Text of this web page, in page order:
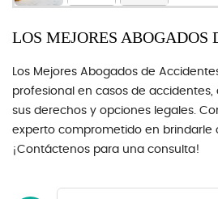
LOS MEJORES ABOGADOS
Los Mejores Abogados de
profesional en casos de
sus derechos y opciones legales.
experto comprometido en brindarle
¡Contáctenos para una consulta!